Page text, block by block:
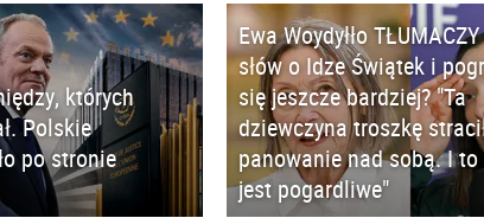
których
Polskie
po stronie
Ewa Woydyłło
słów o Idze Świątek i
się jeszcze bardziej? "Ta
dziewczyna troszkę
panowanie nad sobą. I
jest pogardliwe"